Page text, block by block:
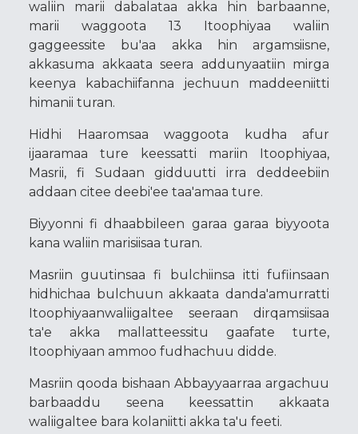
waliin marii dabalataa akka hin barbaanne,
marii waggoota 13 Itoophiyaa waliin
gaggeessite bu'aa akka hin argamsiisne,
akkasuma akkaata seera addunyaatiin mirga
keenya kabachiifanna jechuun maddeeniitti
himanii turan.
Hidhi Haaromsaa waggoota kudha afur
ijaaramaa ture keessatti mariin Itoophiyaa,
Masrii, fi Sudaan gidduutti irra deddeebiin
addaan citee deebi'ee taa'amaa ture.
Biyyonni fi dhaabbileen garaa garaa biyyoota
kana waliin marisiisaa turan.
Masriin guutinsaa fi bulchiinsa itti fufiinsaan
hidhichaa bulchuun akkaata danda'amurratti
Itoophiyaanwaliigaltee seeraan dirqamsiisaa
ta'e akka mallatteessitu gaafate turte,
Itoophiyaan ammoo fudhachuu didde.
Masriin qooda bishaan Abbayyaarraa argachuu
barbaaddu seena keessattin akkaata
waliigaltee bara kolaniitti akka ta'u feeti.